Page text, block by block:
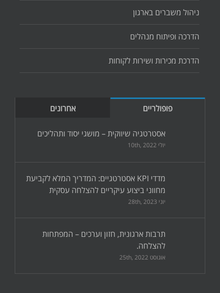
ניהול משברים בארגון
הדרכה ופיתוח מנהלים
הדרכת מכירות ושירות לקוחות
פופולריים אחרונים
אסטרטגיה שיווקית – מושגי יסוד ותהליכים
יולי 10th, 2022
מדדי KPI אסטרטגיים: המדריך המלא לקביעת
מחווני ביצוע עיקריים להצלחה עסקית
יוני 28th, 2023
תרבות ארגונית, חזון וערכים – המפתחות
להצלחה.
אוגוסט 25th, 2022